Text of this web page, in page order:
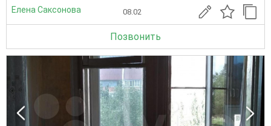
Елена Саксонова 08.02
Позвонить